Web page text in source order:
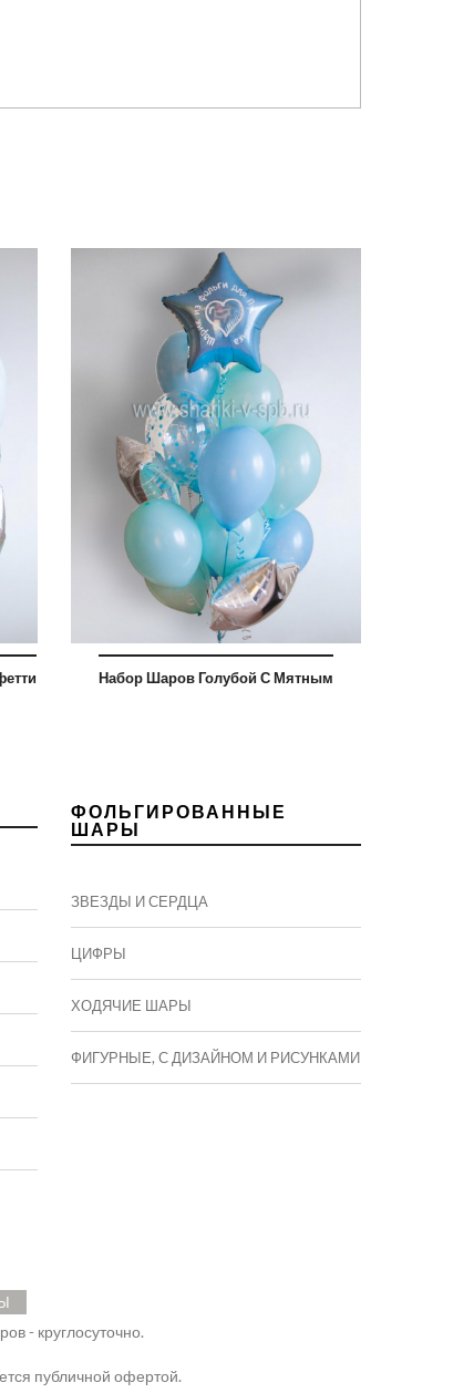
Набор Шаров Голубой С Мятным
ФОЛЬГИРОВАННЫЕ
ШАРЫ
ЗВЕЗДЫ И СЕРДЦА
ЦИФРЫ
ХОДЯЧИЕ ШАРЫ
ФИГУРНЫЕ, С ДИЗАЙНОМ И РИСУНКАМИ
- круглосуточно.
публичной офертой.